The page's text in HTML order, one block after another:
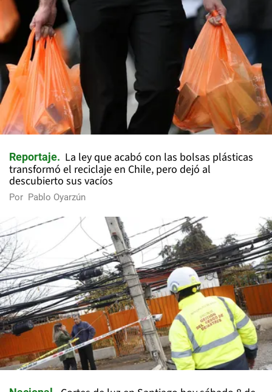
Reportaje
La ley que acabó con las bolsas plásticas
transformó el reciclaje en Chile, pero dejó al
descubierto sus vacíos
Por Pablo Oyarzún